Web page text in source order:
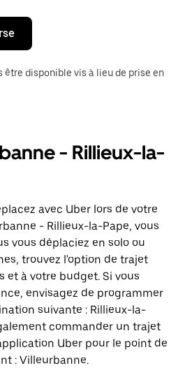
être disponible vis à lieu de prise en
- Rillieux-la-
avec Uber lors de votre
- Rillieux-la-Pape, vous
vous déplaciez en solo ou
trouvez l'option de trajet
et à votre budget. Si vous
envisagez de programmer
suivante : Rillieux-la-
commander un trajet
Uber pour le point de
: Villeurbanne.